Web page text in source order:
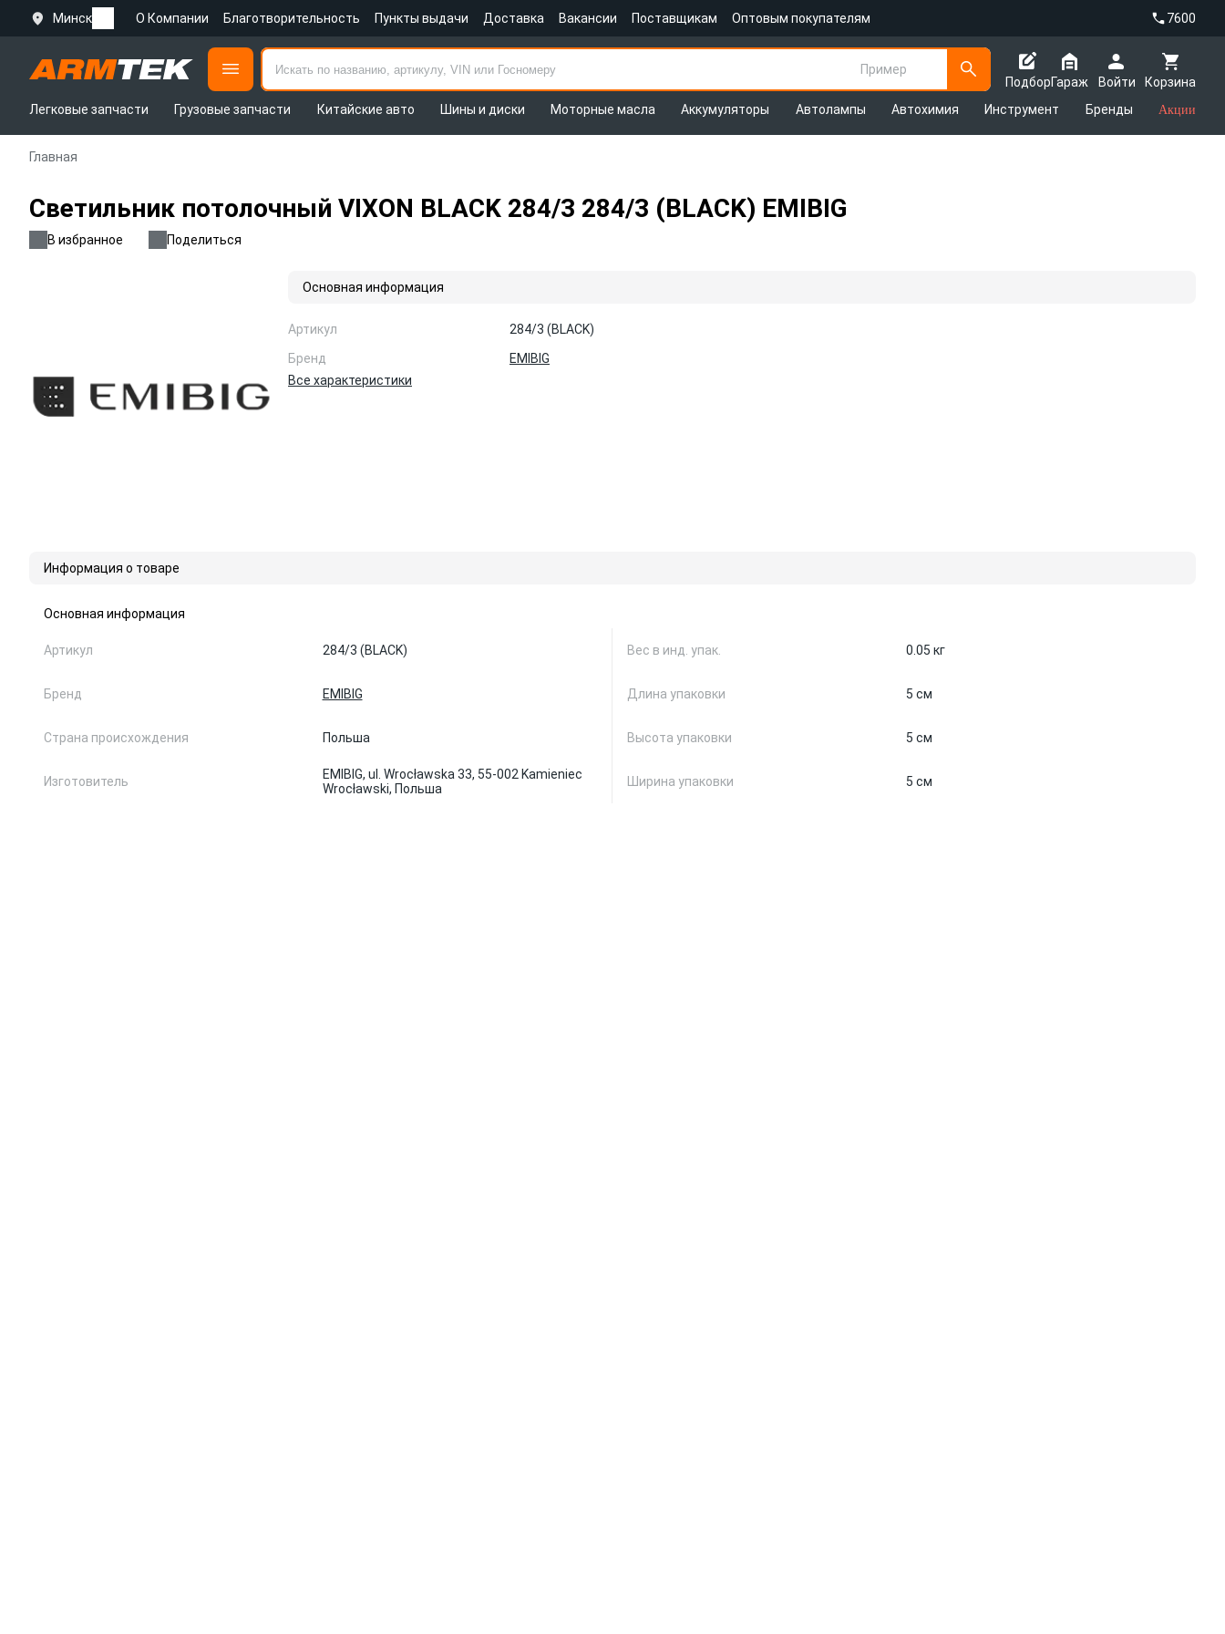
Минск О Компании Благотворительность Пункты выдачи Доставка Вакансии Поставщикам Оптовым покупателям 7600
Пример
Подбор
Корзина
Гараж
Войти
Легковые запчасти
Грузовые запчасти Китайские авто Шины и диски Моторные масла Аккумуляторы Автолампы Автохимия Инструмент Бренды Акции
Главная
Светильник потолочный VIXON BLACK 284/3 284/3 (BLACK) EMIBIG
В избранное Поделиться
Основная информация
Артикул
284/3 (BLACK)
Бренд
EMIBIG
Все характеристики
Информация о товаре
Основная информация
Артикул 284/3 (BLACK)
Бренд EMIBIG
Страна происхождения Польша
Изготовитель
EMIBIG, ul. Wrocławska 33, 55-002 Kamieniec
Wrocławski, Польша
Вес в инд. упак. 0.05 кг
Длина упаковки 5 см
Высота упаковки 5 см
Ширина упаковки 5 см